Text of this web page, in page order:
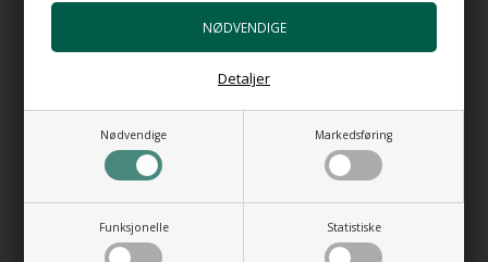
Nødvendige Markedsføring
Funksjonelle Statistiske
Detaljer
Baderomsmøblene i RIGATA er en utrolig fleksibel serie som gir
deg muligheten til å kombinere de enkelte elementene slik at de
Rigata-serien kommer i 4 forskjellige farger i asketre: Naturale 30,
Sand 33, Moka 38 og Smoke 39.
I tillegg finnes den i 49 forskjellige lakkerte farger som er "Open-
Pore", som gjør at du kan se kornmønsteret til asketreet gjennom
lakken.
Vaskeskapet er tilgjengelig i 3 forskjellige dybder: 40,7 / 45,7 / 52,7